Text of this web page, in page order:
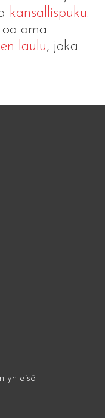
kansallispuku.
oma
laulu, joka
yhteisö